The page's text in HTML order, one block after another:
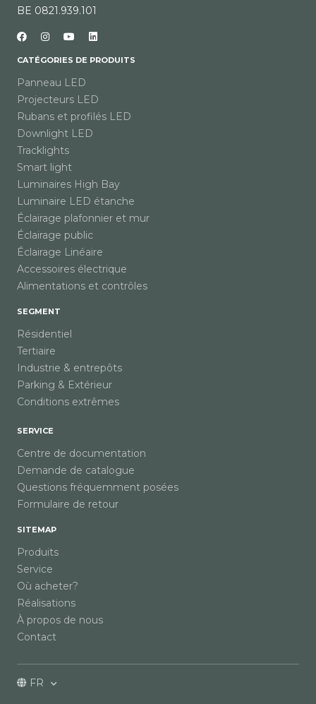
BE 0821.939.101
CATÉGORIES DE PRODUITS
Panneau LED
Projecteurs LED
Rubans et profilés LED
Downlight LED
Tracklights
Smart light
Luminaires High Bay
Luminaire LED étanche
Éclairage plafonnier et mur
Éclairage public
Éclairage Linéaire
Accessoires électrique
Alimentations et contrôles
SEGMENT
Résidentiel
Tertiaire
Industrie & entrepôts
Parking & Extérieur
Conditions extrêmes
SERVICE
Centre de documentation
Demande de catalogue
Questions fréquemment posées
Formulaire de retour
SITEMAP
Produits
Service
Où acheter?
Réalisations
À propos de nous
Contact
FR